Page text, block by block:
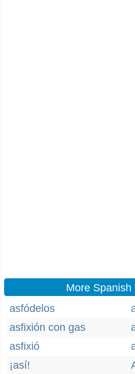
More Spanish
asfódelos
asfixión con gas
asfixió
¡así!